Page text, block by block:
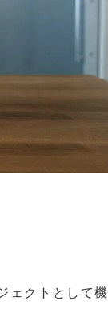
ェクトとして機